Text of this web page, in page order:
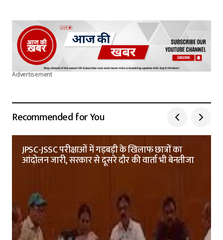
Advertisement
Recommended for You
JPSC-JSSC परीक्षाओं में गड़बड़ी के खिलाफ छात्रों का
आंदोलन जारी, सरकार से दूसरे दौर की वार्ता भी बेनतीजा